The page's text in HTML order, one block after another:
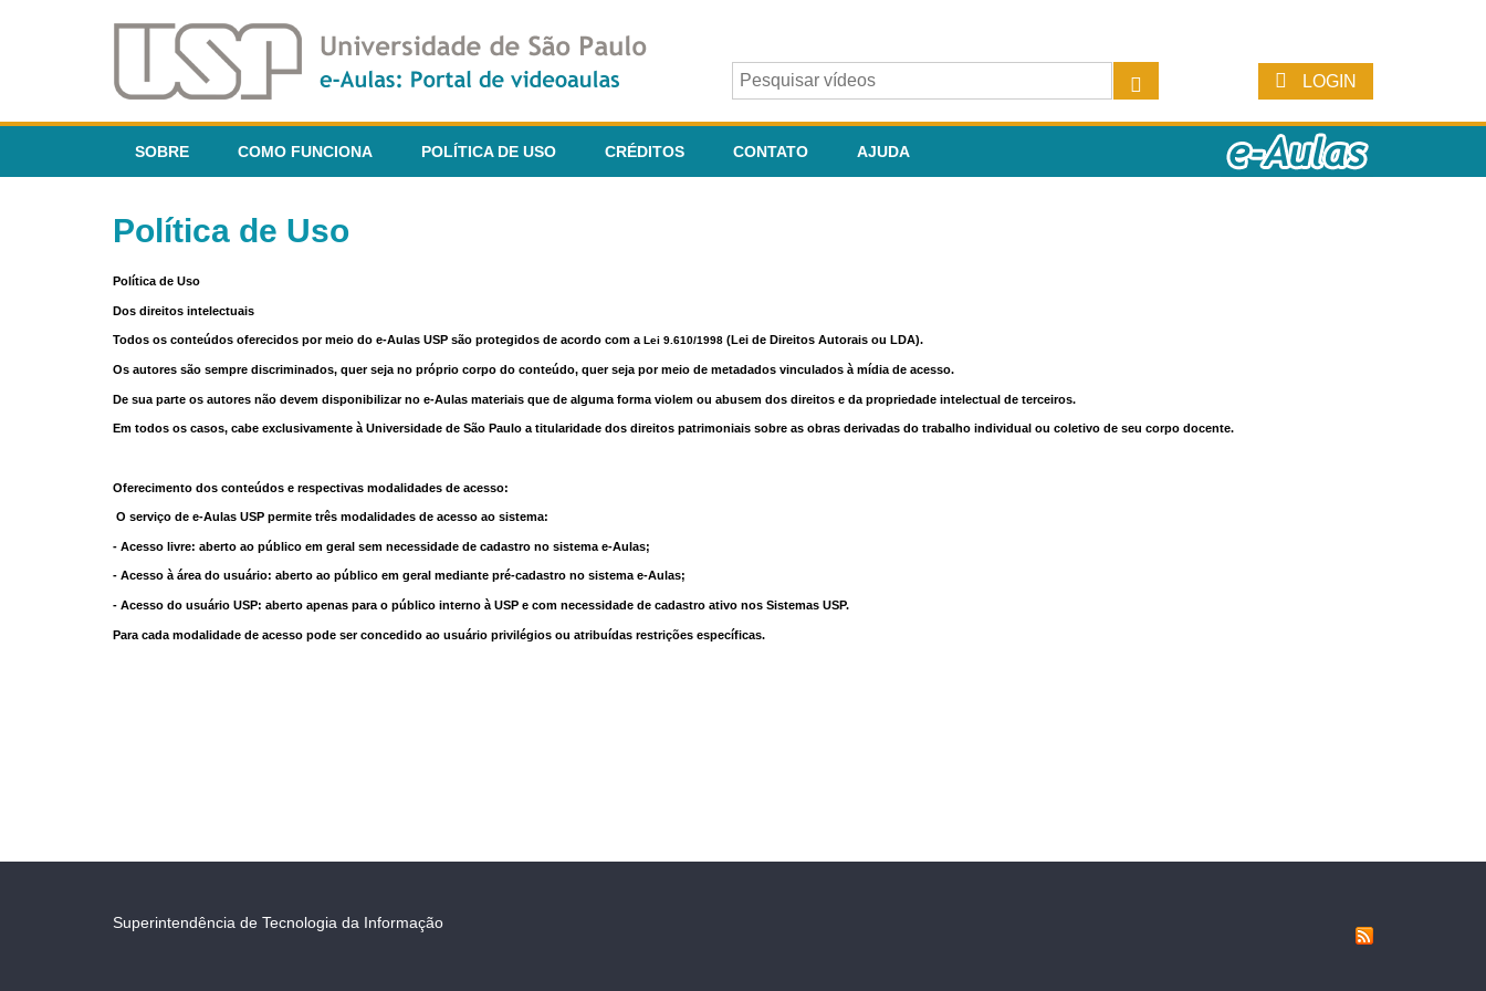
LOGIN
SOBRE COMO FUNCIONA POLÍTICA DE USO CRÉDITOS CONTATO AJUDA
Política de Uso
Política de Uso
Dos direitos intelectuais
Todos os conteúdos oferecidos por meio do e-Aulas USP são protegidos de acordo com a Lei 9.610/1998 (Lei de Direitos Autorais ou LDA).
Os autores são sempre discriminados, quer seja no próprio corpo do conteúdo, quer seja por meio de metadados vinculados à mídia de acesso.
De sua parte os autores não devem disponibilizar no e-Aulas materiais que de alguma forma violem ou abusem dos direitos e da propriedade intelectual de terceiros.
Em todos os casos, cabe exclusivamente à Universidade de São Paulo a titularidade dos direitos patrimoniais sobre as obras derivadas do trabalho individual ou coletivo de seu corpo docente.
Oferecimento dos conteúdos e respectivas modalidades de acesso:
O serviço de e-Aulas USP permite três modalidades de acesso ao sistema:
- Acesso livre: aberto ao público em geral sem necessidade de cadastro no sistema e-Aulas;
- Acesso à área do usuário: aberto ao público em geral mediante pré-cadastro no sistema e-Aulas;
- Acesso do usuário USP: aberto apenas para o público interno à USP e com necessidade de cadastro ativo nos Sistemas USP.
Para cada modalidade de acesso pode ser concedido ao usuário privilégios ou atribuídas restrições específicas.
Superintendência de Tecnologia da Informação